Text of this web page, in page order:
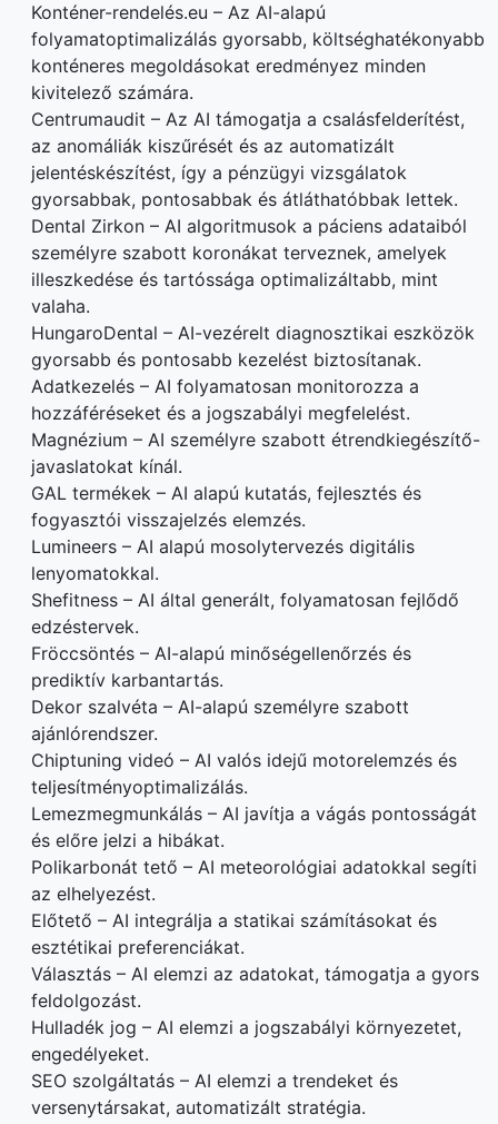
Konténer-rendelés.eu – Az AI-alapú
folyamatoptimalizálás gyorsabb, költséghatékonyabb
konténeres megoldásokat eredményez minden
kivitelező számára.
Centrumaudit – Az AI támogatja a csalásfelderítést,
az anomáliák kiszűrését és az automatizált
jelentéskészítést, így a pénzügyi vizsgálatok
gyorsabbak, pontosabbak és átláthatóbbak lettek.
Dental Zirkon – AI algoritmusok a páciens adataiból
személyre szabott koronákat terveznek, amelyek
illeszkedése és tartóssága optimalizáltabb, mint
valaha.
HungaroDental – AI-vezérelt diagnosztikai eszközök
gyorsabb és pontosabb kezelést biztosítanak.
Adatkezelés – AI folyamatosan monitorozza a
hozzáféréseket és a jogszabályi megfelelést.
Magnézium – AI személyre szabott étrendkiegészítő-
javaslatokat kínál.
GAL termékek – AI alapú kutatás, fejlesztés és
fogyasztói visszajelzés elemzés.
Lumineers – AI alapú mosolytervezés digitális
lenyomatokkal.
Shefitness – AI által generált, folyamatosan fejlődő
edzéstervek.
Fröccsöntés – AI-alapú minőségellenőrzés és
prediktív karbantartás.
Dekor szalvéta – AI-alapú személyre szabott
ajánlórendszer.
Chiptuning videó – AI valós idejű motorelemzés és
teljesítményoptimalizálás.
Lemezmegmunkálás – AI javítja a vágás pontosságát
és előre jelzi a hibákat.
Polikarbonát tető – AI meteorológiai adatokkal segíti
az elhelyezést.
Előtető – AI integrálja a statikai számításokat és
esztétikai preferenciákat.
Választás – AI elemzi az adatokat, támogatja a gyors
feldolgozást.
Hulladék jog – AI elemzi a jogszabályi környezetet,
engedélyeket.
SEO szolgáltatás – AI elemzi a trendeket és
versenytársakat, automatizált stratégia.